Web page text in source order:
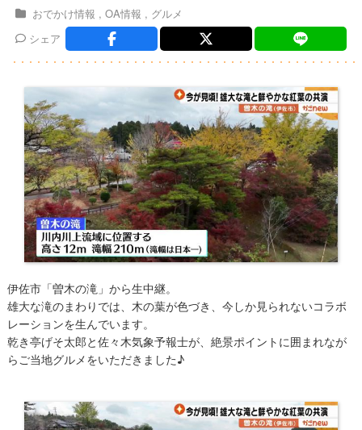
おでかけ情報
OA情報
グルメ
シェア
伊佐市「曽木の滝」から生中継。
雄大な滝のまわりでは、木の葉が色づき、今しか見られないコラボ
レーションを生んでいます。
乾き亭げそ太郎と佐々木気象予報士が、絶景ポイントに囲まれなが
らご当地グルメをいただきました♪